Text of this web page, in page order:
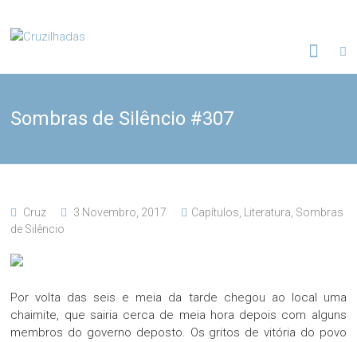
content
Cruzilhadas
Sombras de Silêncio #307
Cruz 3 Novembro, 2017 Capítulos Literatura Sombras
de Silêncio
Por volta das seis e meia da tarde chegou ao local uma
chaimite, que sairia cerca de meia hora depois com alguns
membros do governo deposto. Os gritos de vitória do povo